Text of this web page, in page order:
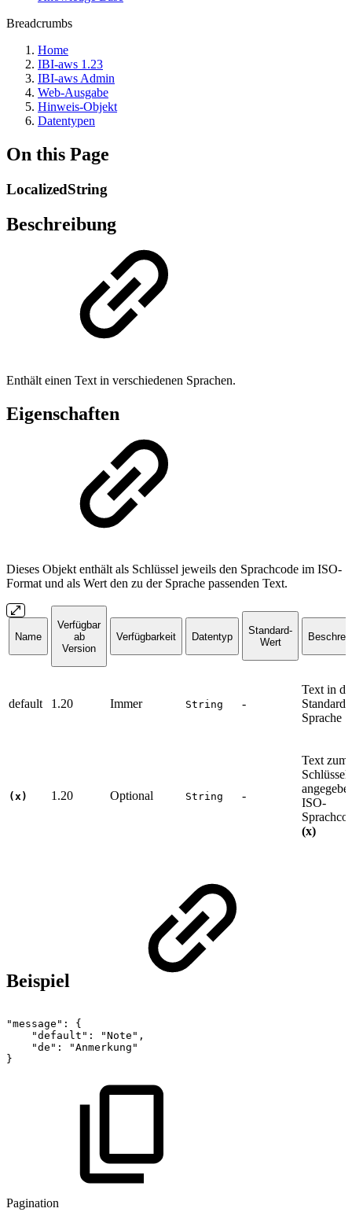
Breadcrumbs
Home
IBI-aws 1.23
IBI-aws Admin
Web-Ausgabe
Hinweis-Objekt
Datentypen
On this Page
LocalizedString
Beschreibung
Enthält einen Text in verschiedenen Sprachen.
Eigenschaften
Dieses Objekt enthält als Schlüssel jeweils den Sprachcode im ISO-
Format und als Wert den zu der Sprache passenden Text.
Name
Verfügbar
ab
Version
Verfügbarkeit Datentyp
Standard-
Wert
default 1.20 Immer String -
Text in
Standard-
Sprache
(x) 1.20 Optional String -
Text zum
Schlüssel
ISO-
(x)
Beispiel
"message":
{
"default":
"Note",
"de":
"Anmerkung"
}
Pagination